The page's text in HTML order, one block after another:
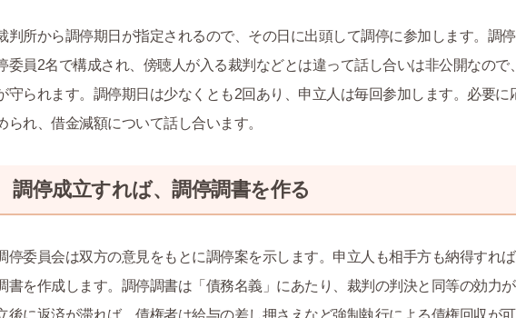
判所から調停期日が指定されるので、その日に出頭して調停に参加します。調
委員2名で構成され、傍聴人が入る裁判などとは違って話し合いは非公開なので
守られます。調停期日は少なくとも2回あり、申立人は毎回参加します。必要に
られ、借金減額について話し合います。
調停成立すれば、調停調書を作る
停委員会は双方の意見をもとに調停案を示します。申立人も相手方も納得すれ
書を作成します。調停調書は「債務名義」にあたり、裁判の判決と同等の効力
後に返済が滞れば、債権者は給与の差し押さえなど強制執行による債権回収が可